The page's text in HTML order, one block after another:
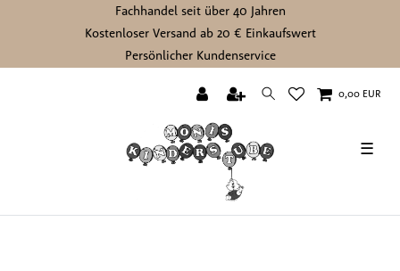
Fachhandel seit über 40 Jahren
Kostenloser Versand ab 20 € Einkaufswert
Persönlicher Kundenservice
0,00 EUR
☰